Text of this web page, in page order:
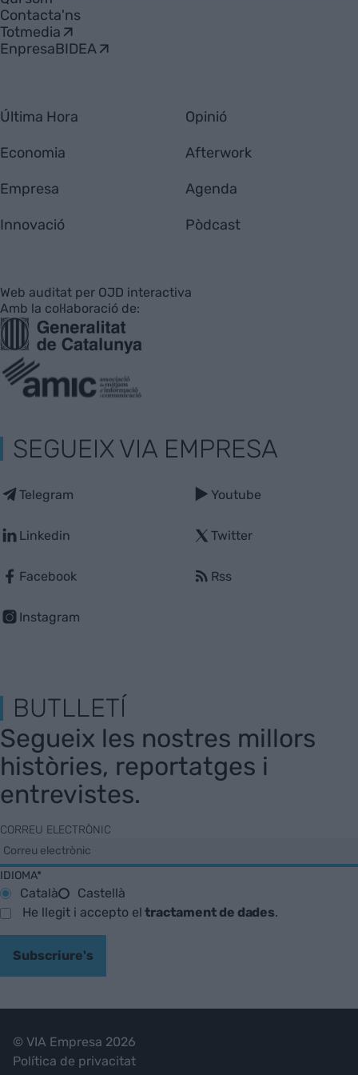
Contacta'ns
Totmedia
EnpresaBIDEA
Última Hora
Economia
Empresa
Innovació
Opinió
Afterwork
Agenda
Pòdcast
Web auditat per OJD interactiva
Amb la col·laboració de:
SEGUEIX VIA EMPRESA
Telegram
Linkedin
Facebook
Instagram
Youtube
Twitter
Rss
BUTLLETÍ
Segueix les nostres millors
històries, reportatges i
entrevistes.
CORREU ELECTRÒNIC
IDIOMA*
Català
Castellà
He llegit i accepto eltractament de dades.
Subscriure's
© VIA Empresa 2026
Política de privacitat